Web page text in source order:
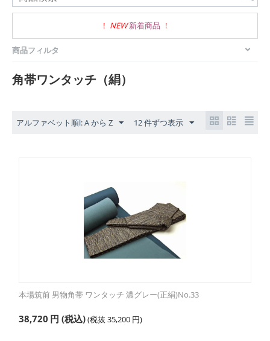
! NEW 新着商品 !
商品フィルタ
角帯ワンタッチ（絹）
アルファベット順l: A から Z 12 件ずつ表示
本場筑前 男物角帯 ワンタッチ 濃グレー(正絹)No.33
38,720 円 (税込)(税抜 35,200 円)